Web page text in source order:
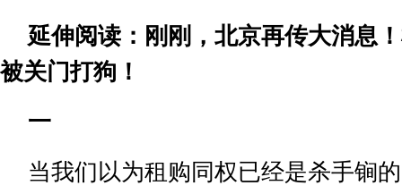
延伸阅读：刚刚，北京再传大消息
被关门打狗！
一
当我们以为租购同权已经是杀手锏